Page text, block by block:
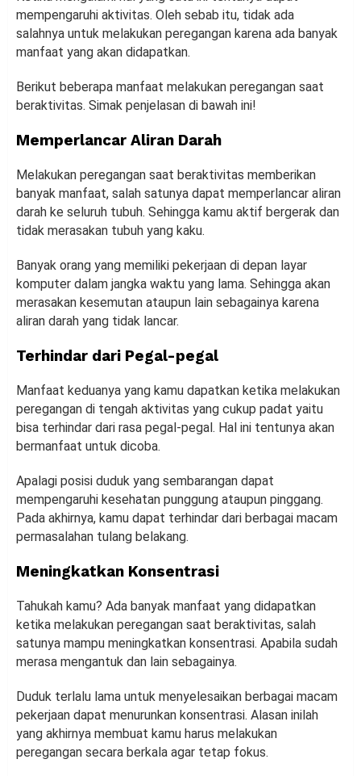
mempengaruhi aktivitas. Oleh sebab itu, tidak ada
salahnya untuk melakukan peregangan karena ada banyak
manfaat yang akan didapatkan.
Berikut beberapa manfaat melakukan peregangan saat
beraktivitas. Simak penjelasan di bawah ini!
Memperlancar Aliran Darah
Melakukan peregangan saat beraktivitas memberikan
banyak manfaat, salah satunya dapat memperlancar aliran
darah ke seluruh tubuh. Sehingga kamu aktif bergerak dan
tidak merasakan tubuh yang kaku.
Banyak orang yang memiliki pekerjaan di depan layar
komputer dalam jangka waktu yang lama. Sehingga akan
merasakan kesemutan ataupun lain sebagainya karena
aliran darah yang tidak lancar.
Terhindar dari Pegal-pegal
Manfaat keduanya yang kamu dapatkan ketika melakukan
peregangan di tengah aktivitas yang cukup padat yaitu
bisa terhindar dari rasa pegal-pegal. Hal ini tentunya akan
bermanfaat untuk dicoba.
Apalagi posisi duduk yang sembarangan dapat
mempengaruhi kesehatan punggung ataupun pinggang.
Pada akhirnya, kamu dapat terhindar dari berbagai macam
permasalahan tulang belakang.
Meningkatkan Konsentrasi
Tahukah kamu? Ada banyak manfaat yang didapatkan
ketika melakukan peregangan saat beraktivitas, salah
satunya mampu meningkatkan konsentrasi. Apabila sudah
merasa mengantuk dan lain sebagainya.
Duduk terlalu lama untuk menyelesaikan berbagai macam
pekerjaan dapat menurunkan konsentrasi. Alasan inilah
yang akhirnya membuat kamu harus melakukan
peregangan secara berkala agar tetap fokus.